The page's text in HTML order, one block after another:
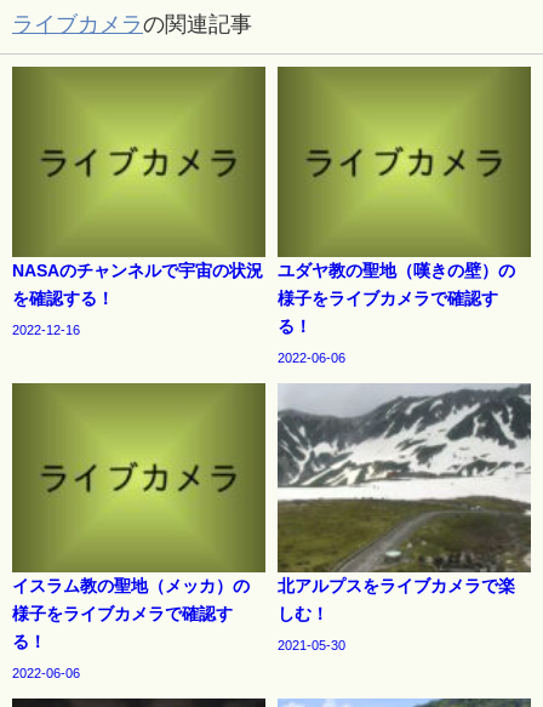
ライブカメラの関連記事
NASAのチャンネルで宇宙の状況
を確認する！
2022-12-16
ユダヤ教の聖地（嘆きの壁）の
様子をライブカメラで確認す
る！
2022-06-06
イスラム教の聖地（メッカ）の
様子をライブカメラで確認す
る！
2022-06-06
北アルプスをライブカメラで楽
しむ！
2021-05-30